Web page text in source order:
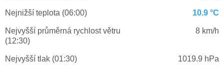
Nejnižší teplota (06:00) 10.9 °C
Nejvyšší průměrná rychlost větru
(12:30)
8 km/h
Nejvyšší tlak (01:30) 1019.9 hPa